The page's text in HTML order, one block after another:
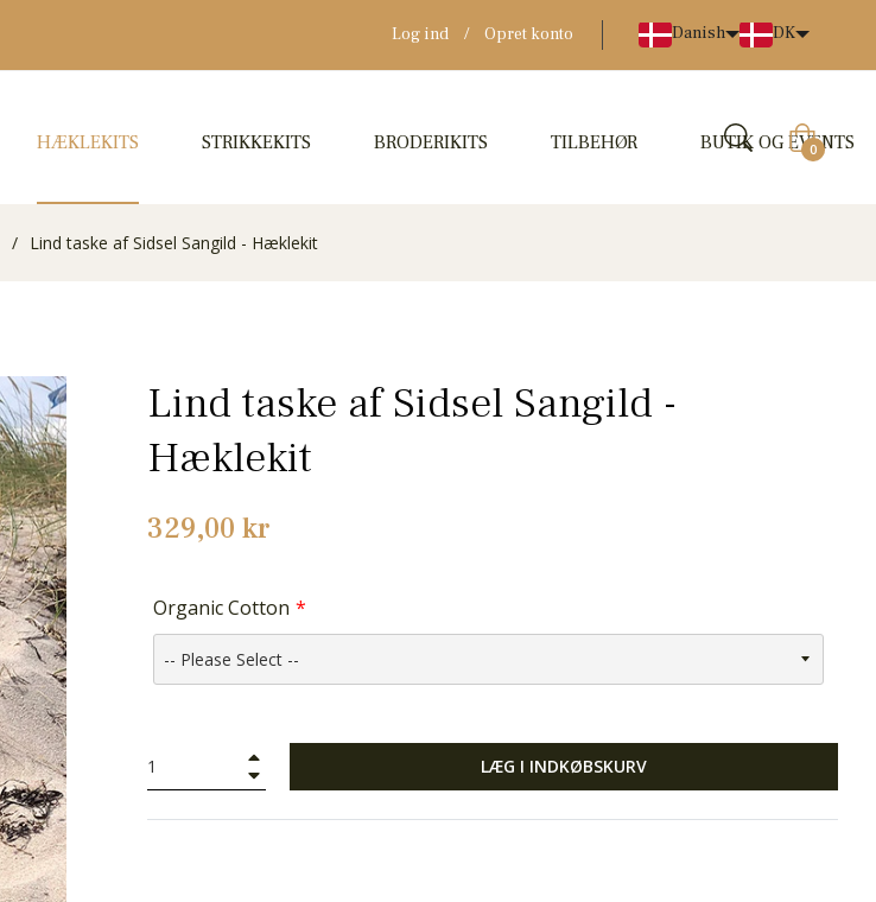
Log ind / Opret konto Danish DK
HÆKLEKITS STRIKKEKITS BRODERIKITS TILBEHØR BUTIK OG EVENTS
0
/ Lind taske af Sidsel Sangild - Hæklekit
Lind taske af Sidsel Sangild -
Hæklekit
Normalpris
329,00 kr
Organic Cotton
LÆG I INDKØBSKURV